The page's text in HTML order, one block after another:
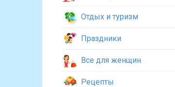
Отдых и туризм
Праздники
Все для женщин
Рецепты